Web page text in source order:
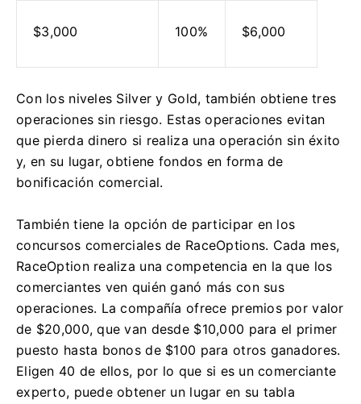
$3,000 100% $6,000
Con los niveles Silver y Gold, también obtiene tres
operaciones sin riesgo. Estas operaciones evitan
que pierda dinero si realiza una operación sin éxito
y, en su lugar, obtiene fondos en forma de
bonificación comercial.
También tiene la opción de participar en los
concursos comerciales de RaceOptions. Cada mes,
RaceOption realiza una competencia en la que los
comerciantes ven quién ganó más con sus
operaciones. La compañía ofrece premios por valor
de $20,000, que van desde $10,000 para el primer
puesto hasta bonos de $100 para otros ganadores.
Eligen 40 de ellos, por lo que si es un comerciante
experto, puede obtener un lugar en su tabla